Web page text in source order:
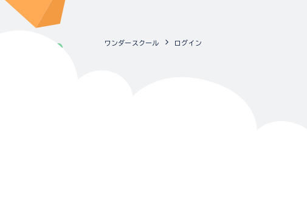
ワンダースクール ログイン